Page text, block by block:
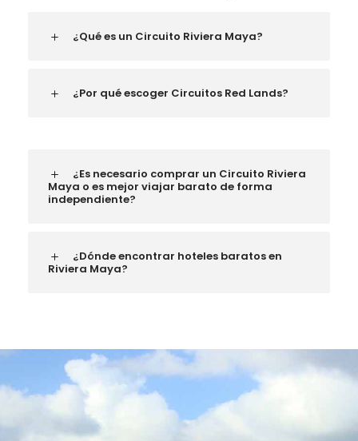
¿Qué es un Circuito Riviera Maya?
¿Por qué escoger Circuitos Red Lands?
¿Es necesario comprar un Circuito Riviera
Maya o es mejor viajar barato de forma
independiente?
¿Dónde encontrar hoteles baratos en
Riviera Maya?